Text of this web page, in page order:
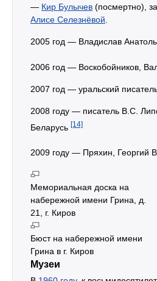
— Кир Булычев (посмертно),
Алисе Селезнёвой
2005 год — Владислав
2006 год — Воскобойников,
2007 год — уральский
2008 году — писатель В.С.
Беларусь [14]
2009 году — Пряхин, Георгий
Мемориальная доска на
набережной имени Грина, д.
21, г. Киров
Бюст на набережной имени
Грина в г. Киров
Музеи